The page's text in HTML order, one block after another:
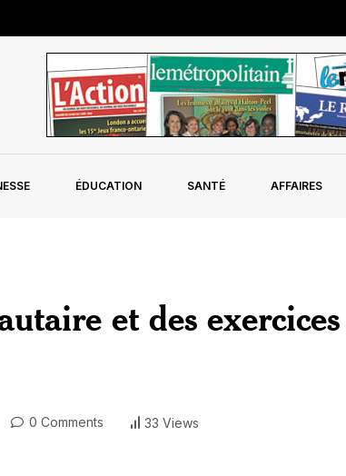
ÉDUCATION SANTÉ AFFAIRES
et des
0 Comments 33 Views